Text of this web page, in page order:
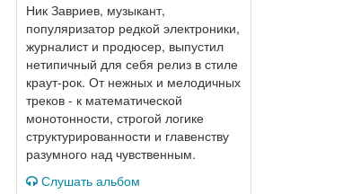
Ник Завриев, музыкант,
популяризатор редкой электроники,
журналист и продюсер, выпустил
нетипичный для себя релиз в стиле
краут-рок. От нежных и мелодичных
треков - к математической
монотонности, строгой логике
структурированности и главенству
разумного над чувственным.
Слушать альбом